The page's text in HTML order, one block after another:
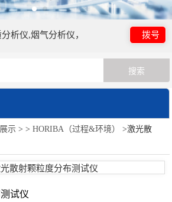
析仪,烟气分析仪， 拨号
）
示 > >HORIBA（过程&环境）
>激光散
试仪